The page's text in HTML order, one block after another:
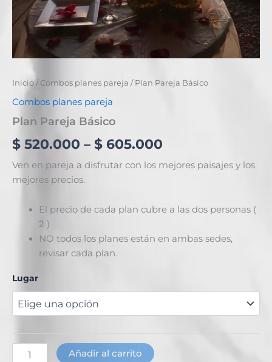
Inicio/Combos planes pareja / Plan Pareja Básico
Combos planes pareja
Plan Pareja Básico
$ 520.000 – $ 605.000
Ven en pareja a disfrutar con los mejores paisajes y los
mejores precios.
El precio de cada plan cubre a las dos personas (
2 )
NO todos los planes están en ambas sedes,
revisar cada plan.
Lugar
Añadir al carrito